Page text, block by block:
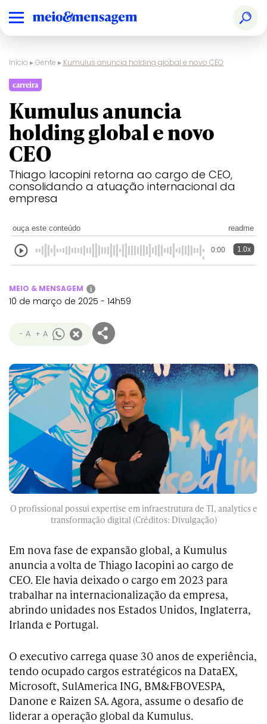
Início ▸Gente ▸ Kumulus anuncia holding global e novo CEO
carreira
Kumulus anuncia
holding global e novo
CEO
Thiago Iacopini retorna ao cargo de CEO,
consolidando a atuação internacional da
empresa
ouça este conteúdo readme
0:00 1.0x
MEIO & MENSAGEM i
10 de março de 2025 - 14h59
- A + A
O profissional possui expertise em infraestrutura de TI, analytics e
transformação digital (Créditos: Divulgação)
Em nova fase de expansão global, a Kumulus
anuncia a volta de Thiago Iacopini ao cargo de
CEO. Ele havia deixado o cargo em 2023 para
trabalhar na internacionalização da empresa,
abrindo unidades nos Estados Unidos, Inglaterra,
Irlanda e Portugal.
O executivo carrega quase 30 anos de experiência,
tendo ocupado cargos estratégicos na DataEX,
Microsoft, SulAmerica ING, BM&FBOVESPA,
Danone e Raizen SA. Agora, assume o desafio de
liderar a operação global da Kumulus.